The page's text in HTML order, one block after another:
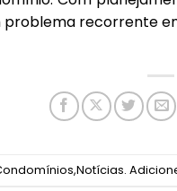
recorrente
,Notícias.